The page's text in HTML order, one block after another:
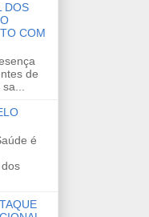
DOS
COM
de
é